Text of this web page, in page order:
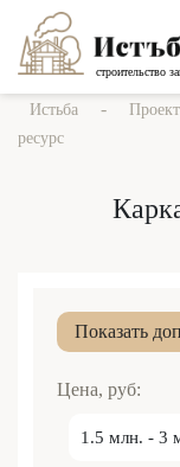
строительство
Истьба -
ресурс
Показать
Цена, руб:
1.5 млн. - 3